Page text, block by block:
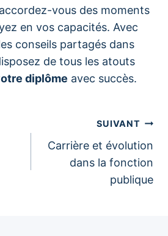
vous des moments
en vos capacités. Avec
conseils partagés dans
de tous les atouts
diplôme avec succès.
SUIVANT
Carrière et évolution
dans la fonction
publique